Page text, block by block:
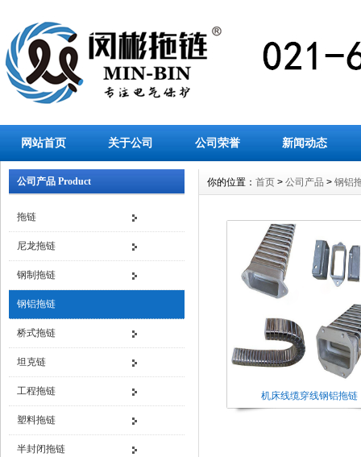
网站首页 关于公司 公司荣誉 新闻动态
公司产品 Product
拖链
尼龙拖链
钢制拖链
钢铝拖链
桥式拖链
坦克链
工程拖链
塑料拖链
半封闭拖链
你的位置： 首页 > 公司产品 > 钢铝
机床线缆穿线钢铝拖链